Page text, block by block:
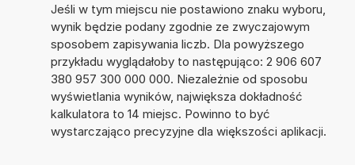
Jeśli w tym miejscu nie postawiono znaku wyboru,
wynik będzie podany zgodnie ze zwyczajowym
sposobem zapisywania liczb. Dla powyższego
przykładu wyglądałoby to następująco: 2 906 607
380 957 300 000 000. Niezależnie od sposobu
wyświetlania wyników, największa dokładność
kalkulatora to 14 miejsc. Powinno to być
wystarczająco precyzyjne dla większości aplikacji.